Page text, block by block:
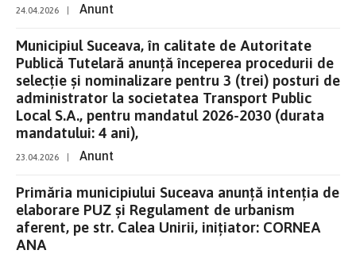
24.04.2026 Anunt
Municipiul Suceava, în calitate de Autoritate
Publică Tutelară anunță începerea procedurii de
selecție și nominalizare pentru 3 (trei) posturi de
administrator la societatea Transport Public
Local S.A., pentru mandatul 2026-2030 (durata
mandatului: 4 ani),
23.04.2026 Anunt
Primăria municipiului Suceava anunță intenția de
elaborare PUZ și Regulament de urbanism
aferent, pe str. Calea Unirii, inițiator: CORNEA
ANA